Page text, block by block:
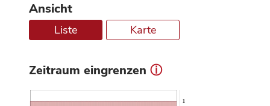
Ansicht
Liste Karte
Zeitraum eingrenzen ⓘ
1